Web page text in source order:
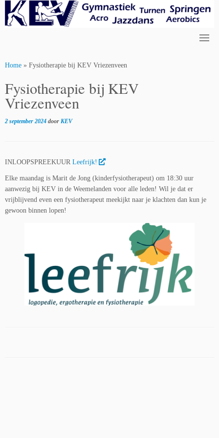
content
Home » Fysiotherapie bij KEV Vriezenveen
Fysiotherapie bij KEV
Vriezenveen
2 september 2024 door KEV
INLOOPSPREEKUUR Leefrijk!
Elke maandag is Marit de Jong (kinderfysiotherapeut) om 18:30 uur
aanwezig bij KEV in de Weemelanden voor alle leden! Wil je dat er
vrijblijvend even een fysiotherapeut meekijkt naar je klachten dan kun je
gewoon binnen lopen!